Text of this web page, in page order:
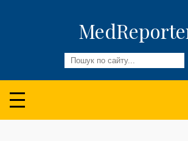
Всі новини
Огляди та Аналітика